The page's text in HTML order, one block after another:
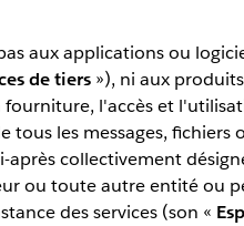
aux applications ou
de tiers»), ni aux
l'accès et
les messages, fichiers
après collectivement
ou toute autre entité ou
des services (son «